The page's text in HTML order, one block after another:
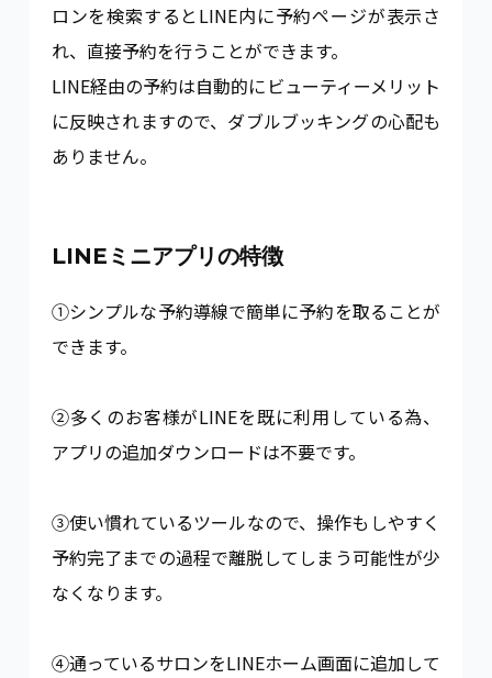
ロンを検索するとLINE内に予約ページが表示さ
れ、直接予約を行うことができます。
LINE経由の予約は自動的にビューティーメリット
に反映されますので、ダブルブッキングの心配も
ありません。
LINEミニアプリの特徴
①シンプルな予約導線で簡単に予約を取ることが
できます。
②多くのお客様がLINEを既に利用している為、
アプリの追加ダウンロードは不要です。
③使い慣れているツールなので、操作もしやすく
予約完了までの過程で離脱してしまう可能性が少
なくなります。
④通っているサロンをLINEホーム画面に追加して